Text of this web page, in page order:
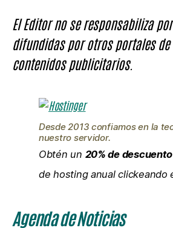
El Editor no se responsabiliza
difundidas por otros portales
contenidos publicitarios.
Desde 2013 confiamos en la
nuestro servidor.
Obtén un 20% de descuento
de hosting anual clickeando
Agenda de Noticias